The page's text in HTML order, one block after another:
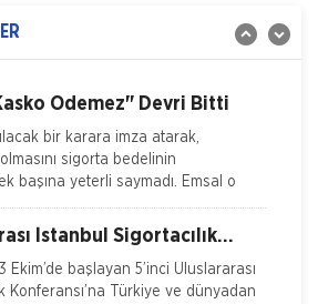
İstenilen Bilgiler
'Sigorta Sektörü Geleceğini
Ödemez" Devri Bitti
bir karara imza atarak,
sigorta bedelinin
başına yeterli saymadı. Emsal o
İstanbul Sigortacılık
Reasürans’ta yapıldı.
Ekim’de başlayan 5’inci Uluslararası
Konferansı’na Türkiye ve dünyadan